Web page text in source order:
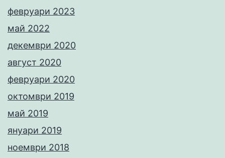
февруари 2023
май 2022
декември 2020
август 2020
февруари 2020
октомври 2019
май 2019
януари 2019
ноември 2018